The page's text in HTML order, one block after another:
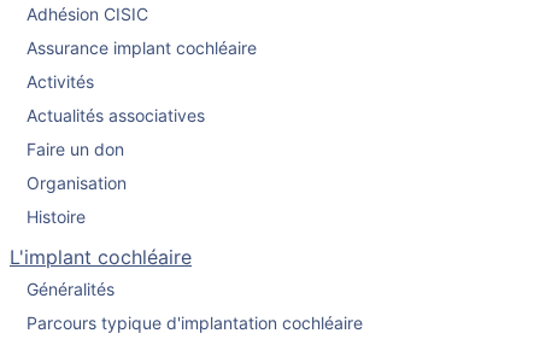
Adhésion CISIC
Assurance implant cochléaire
Activités
Actualités associatives
Faire un don
Organisation
Histoire
L'implant cochléaire
Généralités
Parcours typique d'implantation cochléaire